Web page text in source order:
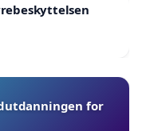
for